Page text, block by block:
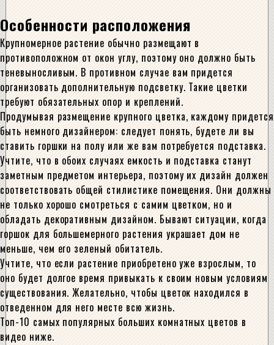
Особенности расположения
Крупномерное растение обычно размещают в
противоположном от окон углу, поэтому оно должно быть
теневыносливым. В противном случае вам придется
организовать дополнительную подсветку. Такие цветки
требуют обязательных опор и креплений.
Продумывая размещение крупного цветка, каждому придется
быть немного дизайнером: следует понять, будете ли вы
ставить горшки на полу или же вам потребуется подставка.
Учтите, что в обоих случаях емкость и подставка станут
заметным предметом интерьера, поэтому их дизайн должен
соответствовать общей стилистике помещения. Они должны
не только хорошо смотреться с самим цветком, но и
обладать декоративным дизайном. Бывают ситуации, когда
горшок для большемерного растения украшает дом не
меньше, чем его зеленый обитатель.
Учтите, что если растение приобретено уже взрослым, то
оно будет долгое время привыкать к своим новым условиям
существования. Желательно, чтобы цветок находился в
отведенном для него месте всю жизнь.
Топ-10 самых популярных больших комнатных цветов в
видео ниже.